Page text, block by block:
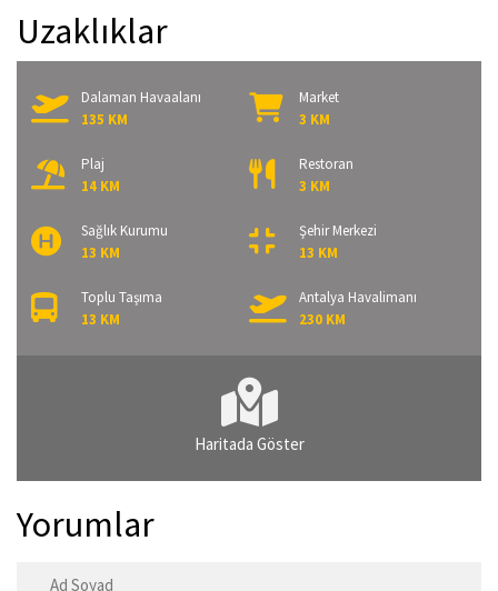
Uzaklıklar
Dalaman Havaalanı
135 KM
Market
3 KM
Plaj
14 KM
Restoran
3 KM
Sağlık Kurumu
13 KM
Şehir Merkezi
13 KM
Toplu Taşıma
13 KM
Antalya Havalimanı
230 KM
Haritada Göster
Yorumlar